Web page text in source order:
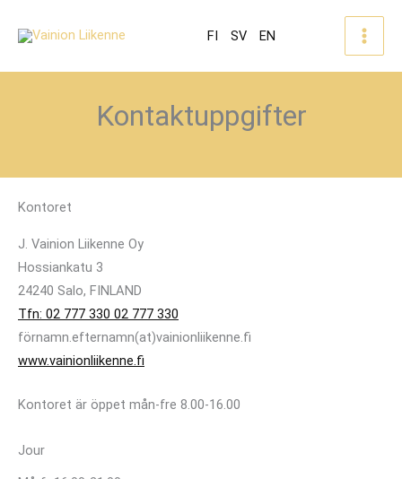
FI SV EN
Kontaktuppgifter
Kontoret
J. Vainion Liikenne Oy
Hossiankatu 3
24240 Salo, FINLAND
Tfn: 02 777 330 02 777 330
förnamn.efternamn(at)vainionliikenne.fi
www.vainionliikenne.fi
Kontoret är öppet mån-fre 8.00-16.00
Jour